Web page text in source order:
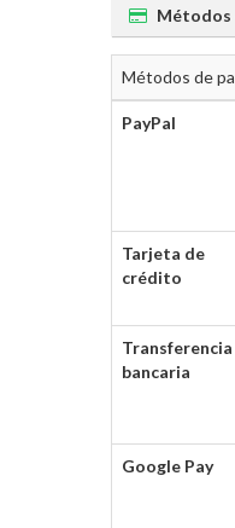
Métodos
Métodos de
PayPal
Tarjeta de
crédito
Transferencia
bancaria
Google Pay